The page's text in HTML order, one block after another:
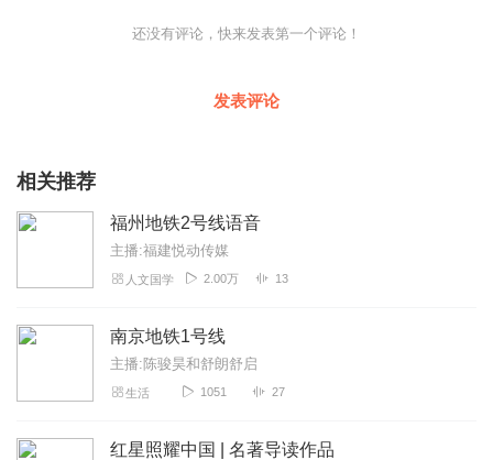
还没有评论，快来发表第一个评论！
发表评论
相关推荐
福州地铁2号线语音
主播:福建悦动传媒
人文国学 2.00万 13
南京地铁1号线
主播:陈骏昊和舒朗舒启
生活 1051 27
红星照耀中国 | 名著导读作品